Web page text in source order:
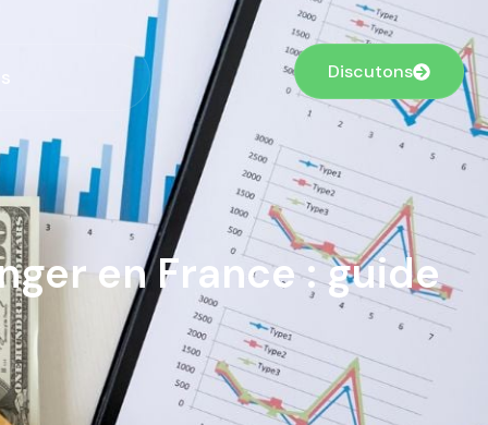
Discutons
en France : guide